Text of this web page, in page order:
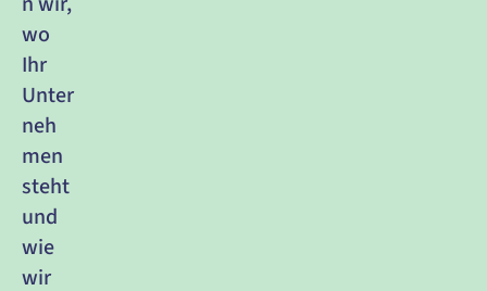
wo
Ihr
Unter
neh
men
steht
und
wie
wir